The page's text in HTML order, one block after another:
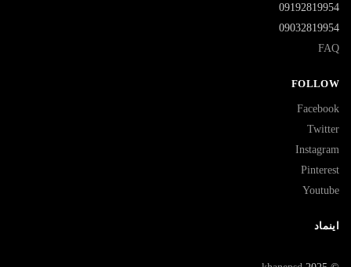
09192819954
09032819954
FAQ
FOLLOW
Facebook
Twitter
Instagram
Pinterest
Youtube
اینماد